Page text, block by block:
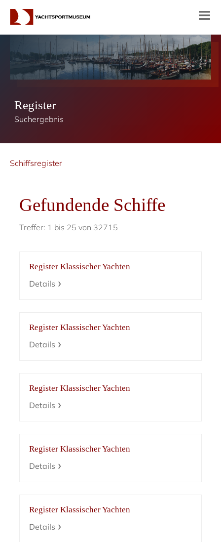
Register
Suchergebnis
Schiffsregister
Gefundende Schiffe
Treffer: 1 bis 25 von 32715
Register Klassischer Yachten
Details
Register Klassischer Yachten
Details
Register Klassischer Yachten
Details
Register Klassischer Yachten
Details
Register Klassischer Yachten
Details